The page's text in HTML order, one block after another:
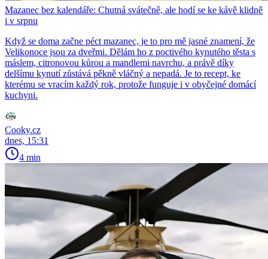
Mazanec bez kalendáře: Chutná svátečně, ale hodí se ke kávě klidně
i v srpnu
Když se doma začne péct mazanec, je to pro mě jasné znamení, že
Velikonoce jsou za dveřmi. Dělám ho z poctivého kynutého těsta s
máslem, citronovou kůrou a mandlemi navrchu, a právě díky
delšímu kynutí zůstává pěkně vláčný a nepadá. Je to recept, ke
kterému se vracím každý rok, protože funguje i v obyčejné domácí
kuchyni.
Cooky.cz
dnes, 15:31
4 min